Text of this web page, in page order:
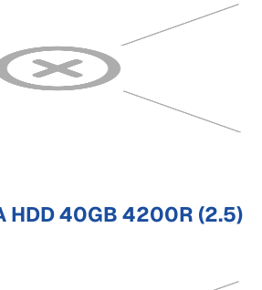
HDD 40GB 4200R (2.5)